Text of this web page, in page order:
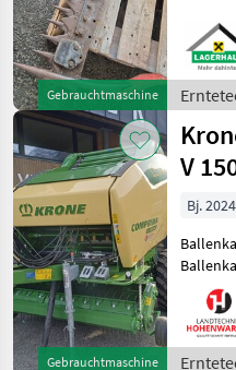
Gebrauchtmaschine
einer
re
Gebrauchtmaschine
V
Bj. 2024